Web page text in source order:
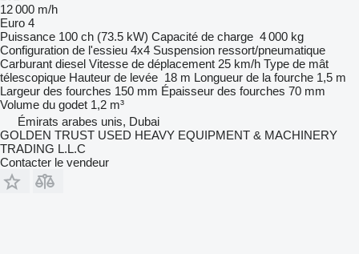
12 000 m/h
Euro 4
Puissance 100 ch (73.5 kW) Capacité de charge 4 000 kg
Configuration de l'essieu 4x4 Suspension ressort/pneumatique
Carburant diesel Vitesse de déplacement 25 km/h Type de mât
télescopique Hauteur de levée 18 m Longueur de la fourche 1,5 m
Largeur des fourches 150 mm Épaisseur des fourches 70 mm
Volume du godet 1,2 m³
Émirats arabes unis, Dubai
GOLDEN TRUST USED HEAVY EQUIPMENT & MACHINERY
TRADING L.L.C
Contacter le vendeur